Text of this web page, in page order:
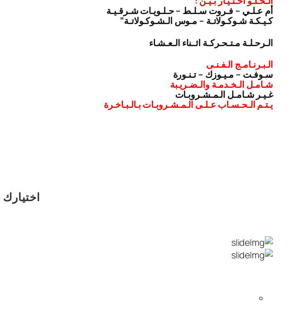
أم عـلـي – فـروت سـلـط – حـلـويـات شـرقـيـة
كـيـكـة شـوكـولاتـة – مـوس الـشـوكـولاتـة”
الـرحـلـة مـتـحـركـة اثــناء الـعـشـاء
الـبـرنـامـج الـفـنـى
سـوفـت – مـيـوزك – تـنـورة
شـامـل الـخـدمـة والـضـريـبة
غـيـر شـامـل الـمـشـروبـات
يـتـم الـحـسـاب عـلـى الـمـشـروبـات بـالـبـاخـرة
اختيارك